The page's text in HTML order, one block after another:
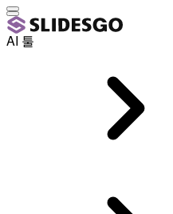
AI 툴